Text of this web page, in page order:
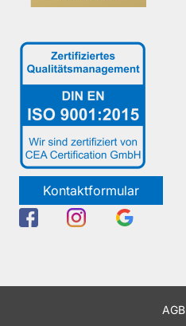
Kontaktformular
AGB